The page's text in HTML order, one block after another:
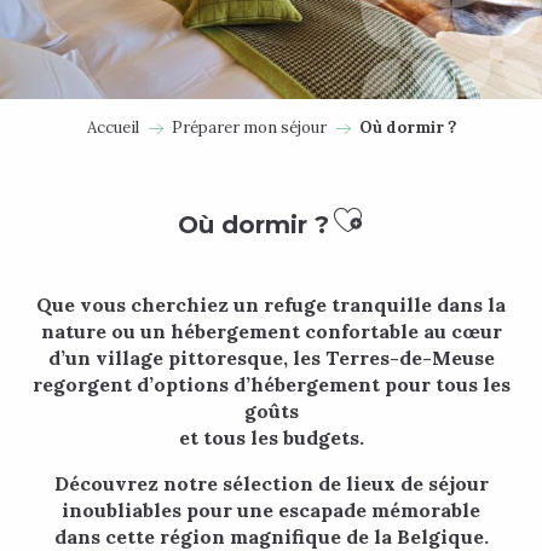
Accueil Préparer mon séjour Où dormir ?
Où dormir ? Ajouter
Que vous cherchiez un refuge tranquille dans la
nature ou un hébergement confortable au cœur
d’un village pittoresque, les Terres-de-Meuse
regorgent d’options d’hébergement pour tous les
goûts
et tous les budgets.
Découvrez notre sélection de lieux de séjour
inoubliables pour une escapade mémorable
dans cette région magnifique de la Belgique.